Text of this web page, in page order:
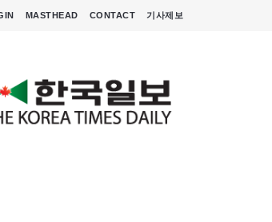
MASTHEAD CONTACT 기사제보